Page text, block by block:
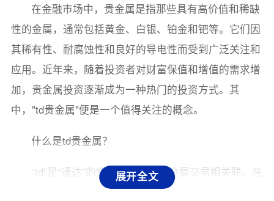
展开全文
在金融市场中，贵金属是指那些具有高价值和稀缺
性的金属，通常包括黄金、白银、铂金和钯等。它们因
其稀有性、耐腐蚀性和良好的导电性而受到广泛关注和
应用。近年来，随着投资者对财富保值和增值的需求增
加，贵金属投资逐渐成为一种热门的投资方式。其
中，"td贵金属"便是一个值得关注的概念。
什么是td贵金属？
“td”是“通达”的缩写，通常与贵金属交易相关联。在
金融领域，td贵金属可以理解为通过某种平台进行的贵